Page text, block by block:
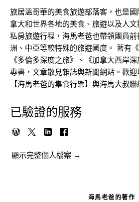
旅居溫哥華的美食旅遊部落客，也是
拿大和世界各地的美食、旅遊以及人
私房旅遊行程，海馬老爸也帶領團員
洲、中亞等較特殊的旅遊國度。 著有
《多倫多深度之旅》、《加拿大西岸
專書，文章散見雜誌與新聞網站。歡
【海馬老爸的集食行樂】與海馬大叔聯
已驗證的服務
顯示完整個人檔案 →
海馬老爸的著作